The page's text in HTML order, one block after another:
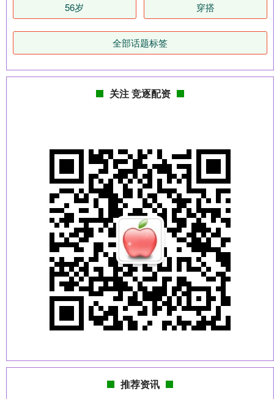
56岁 穿搭
全部话题标签
关注 竞逐配资
推荐资讯